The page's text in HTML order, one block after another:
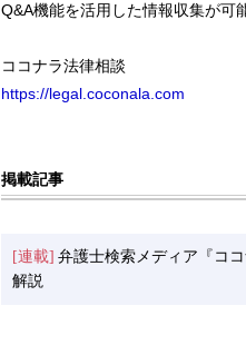
Q&A機能を活用した情報収集が可
ココナラ法律相談
https://legal.coconala.com
掲載記事
[連載] 弁護士検索メディア『コ
解説